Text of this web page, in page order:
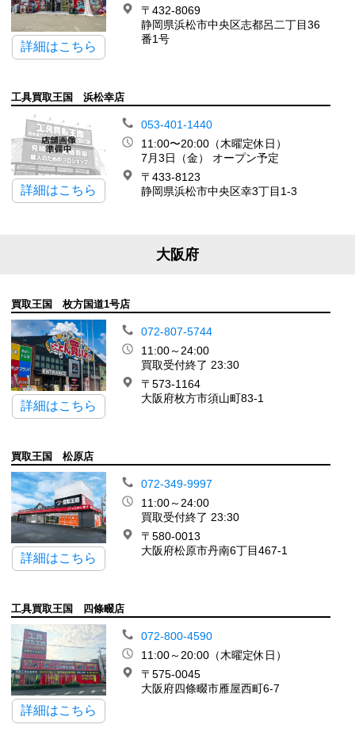
詳細はこちら
〒432-8069
静岡県浜松市中央区志都呂二丁目36
番1号
工具買取王国 浜松幸店
詳細はこちら
053-401-1440
11:00〜20:00（木曜定休日）
7月3日（金） オープン予定
〒433-8123
静岡県浜松市中央区幸3丁目1-3
大阪府
買取王国 枚方国道1号店
詳細はこちら
072-807-5744
11:00～24:00
買取受付終了 23:30
〒573-1164
大阪府枚方市須山町83-1
買取王国 松原店
詳細はこちら
072-349-9997
11:00～24:00
買取受付終了 23:30
〒580-0013
大阪府松原市丹南6丁目467-1
工具買取王国 四條畷店
詳細はこちら
072-800-4590
11:00～20:00（木曜定休日）
〒575-0045
大阪府四條畷市雁屋西町6-7